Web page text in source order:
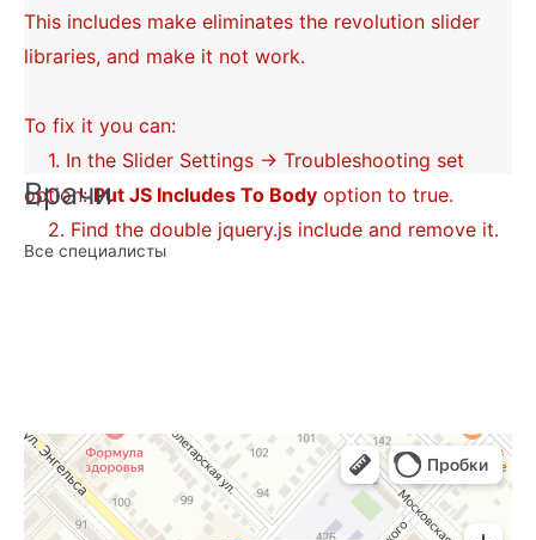
This includes make eliminates the revolution slider
libraries, and make it not work.
To fix it you can:
1. In the Slider Settings -> Troubleshooting set
option:Put JS Includes To Body option to true.
2. Find the double jquery.js include and remove it.
Врачи
Все специалисты